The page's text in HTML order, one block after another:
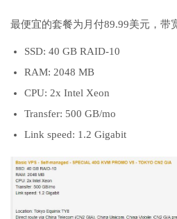
最便宜的套餐为月付89.99美元，带
SSD: 40 GB RAID-10
RAM: 2048 MB
CPU: 2x Intel Xeon
Transfer: 500 GB/mo
Link speed: 1.2 Gigabit